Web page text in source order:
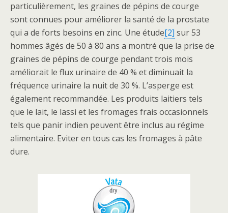
particulièrement, les graines de pépins de courge
sont connues pour améliorer la santé de la prostate
qui a de forts besoins en zinc. Une étude[2] sur 53
hommes âgés de 50 à 80 ans a montré que la prise de
graines de pépins de courge pendant trois mois
améliorait le flux urinaire de 40 % et diminuait la
fréquence urinaire la nuit de 30 %. L’asperge est
également recommandée. Les produits laitiers tels
que le lait, le lassi et les fromages frais occasionnels
tels que panir indien peuvent être inclus au régime
alimentaire. Eviter en tous cas les fromages à pâte
dure.